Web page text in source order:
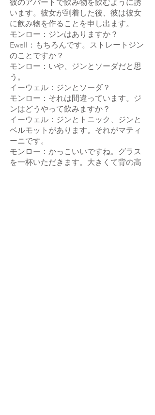
彼のアパートで飲み物を飲むように誘
い ます。彼女が到着した後、彼は彼女
に飲み物を作ることを申し出ます。
モンロー：ジンはありますか？
Ewell：もちろんです。ストレートジン
のことですか？
モンロー：いや、ジンとソーダだと思
う。
イーウェル：ジンとソーダ？
モンロー：それは間違っています。ジ
ンはどうやって飲みますか？
イーウェル： ジンとトニック、ジンと
ベルモットがあります。それがマティ
ーニです。
モンロー：かっこいいですね。グラス
を一杯いただきます。大きくて背の高